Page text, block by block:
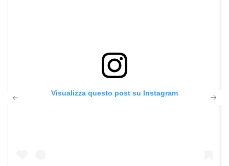
Visualizza questo post su Instagram